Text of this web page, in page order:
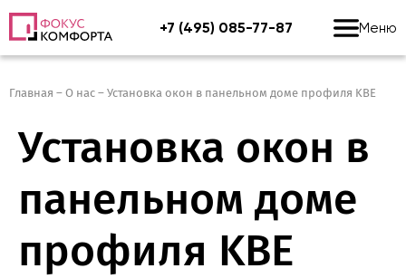
+7 (495) 085-77-87 Меню
Главная – О нас – Установка окон в панельном доме профиля KBE
Установка окон в
панельном доме
профиля KBE